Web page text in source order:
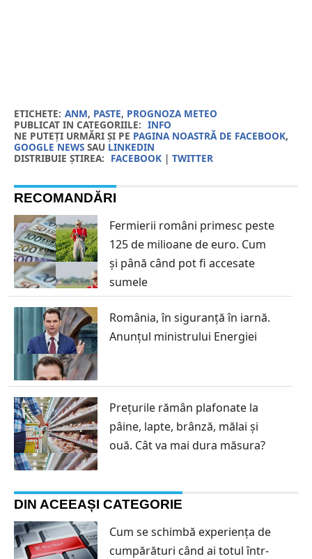
ETICHETE: ANM, PASTE, PROGNOZA METEO
PUBLICAT IN CATEGORIILE: INFO
NE PUTEȚI URMĂRI ȘI PE PAGINA NOASTRĂ DE FACEBOOK,
GOOGLE NEWSSAU LINKEDIN
DISTRIBUIE ȘTIREA: FACEBOOK| TWITTER
RECOMANDĂRI
Fermierii români primesc peste
125 de milioane de euro. Cum
și până când pot fi accesate
sumele
România, în siguranță în iarnă.
Anunțul ministrului Energiei
Prețurile rămân plafonate la
pâine, lapte, brânză, mălai și
ouă. Cât va mai dura măsura?
DIN ACEEAȘI CATEGORIE
Cum se schimbă experiența de
cumpărături când ai totul într-